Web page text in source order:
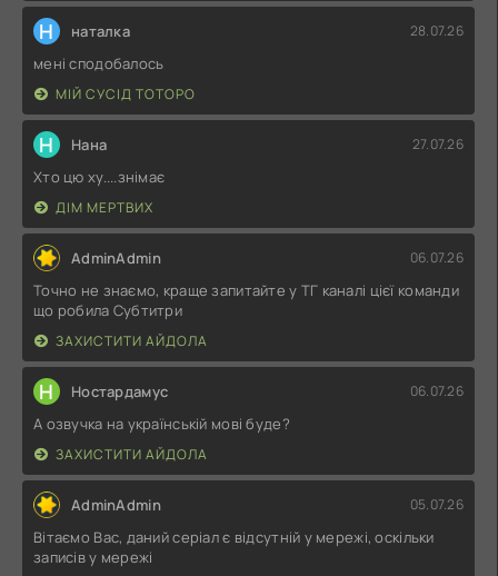
Н наталка 28.07.26
мені сподобалось
МІЙ СУСІД ТОТОРО
Н Нана 27.07.26
Хто цю ху....знімає
ДІМ МЕРТВИХ
AdminAdmin 06.07.26
Точно не знаємо, краще запитайте у ТГ каналі цієї команди
що робила Субтитри
ЗАХИСТИТИ АЙДОЛА
Н Ностардамус 06.07.26
А озвучка на українській мові буде?
ЗАХИСТИТИ АЙДОЛА
AdminAdmin 05.07.26
Вітаємо Вас, даний серіал є відсутній у мережі, оскільки
записів у мережі